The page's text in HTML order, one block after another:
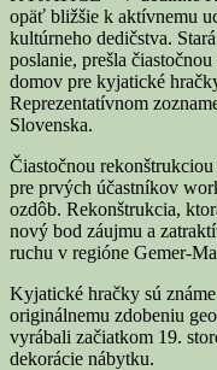
opäť bližšie k aktívnemu
kultúrneho dedičstva.
poslanie, prešla
domov pre kyjatické
Reprezentatívnom
Slovenska.
Čiastočnou
pre prvých účastníkov
ozdôb. Rekonštrukcia,
nový bod záujmu a
ruchu v regióne Gemer-
Kyjatické hračky sú
originálnemu zdobeniu
vyrábali začiatkom 19.
dekorácie nábytku.